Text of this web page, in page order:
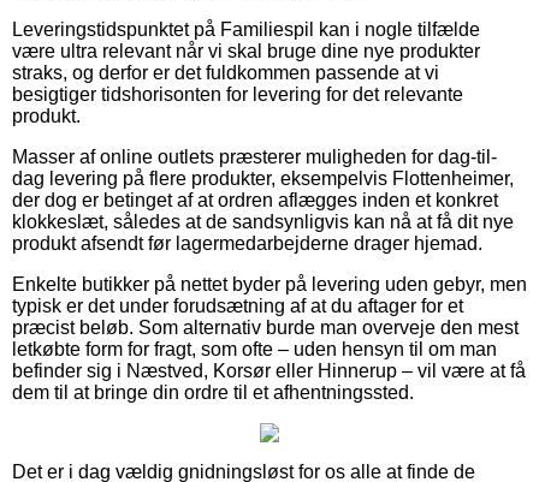
Leveringstidspunktet på Familiespil kan i nogle tilfælde
være ultra relevant når vi skal bruge dine nye produkter
straks, og derfor er det fuldkommen passende at vi
besigtiger tidshorisonten for levering for det relevante
produkt.
Masser af online outlets præsterer muligheden for dag-til-
dag levering på flere produkter, eksempelvis Flottenheimer,
der dog er betinget af at ordren aflægges inden et konkret
klokkeslæt, således at de sandsynligvis kan nå at få dit nye
produkt afsendt før lagermedarbejderne drager hjemad.
Enkelte butikker på nettet byder på levering uden gebyr, men
typisk er det under forudsætning af at du aftager for et
præcist beløb. Som alternativ burde man overveje den mest
letkøbte form for fragt, som ofte – uden hensyn til om man
befinder sig i Næstved, Korsør eller Hinnerup – vil være at få
dem til at bringe din ordre til et afhentningssted.
Det er i dag vældig gnidningsløst for os alle at finde de